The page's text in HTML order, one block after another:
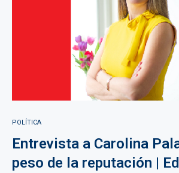
POLÍTICA
Entrevista a Carolina
peso de la reputación |